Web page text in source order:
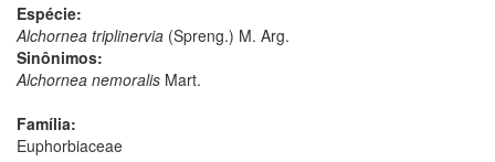
Espécie:
Alchornea triplinervia (Spreng.) M. Arg.
Sinônimos:
Alchornea nemoralis Mart.
Família:
Euphorbiaceae